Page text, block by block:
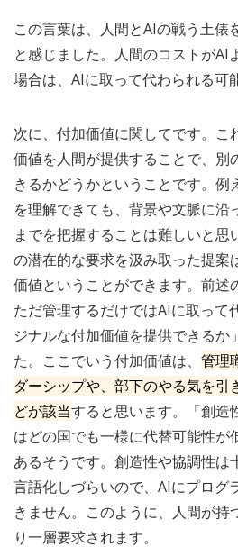
この言葉は、人間とAIの戦う土俵
と感じました。人間のコストがAI
場合は、AIに取って代わられる可
次に、付加価値に関してです。こ
価値を人間が提供することで、別
きるかどうかということです。例
を理解できても、背景や文脈に沿
までを把握することは難しいと思
の潜在的な要求を汲み取った提案
価値ということができます。前述
ただ管理するだけではAIに取って
ジナルな付加価値を提供できるか
た。ここでいう付加価値は、 管理
ダーシップや、部下のやる気を引
どが該当すると思います。「創造
はどの国でも一様に代替可能性が
あるそうです。創造性や協調性は
言語化しづらいので、AIにプログ
きません。このように、人間が持
り一層要求されます。